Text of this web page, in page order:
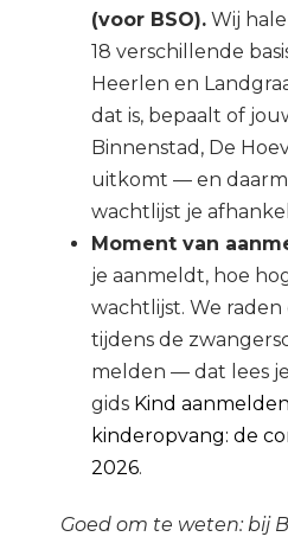
(voor BSO). Wij
18 verschillende
Heerlen en
dat is, bepaalt of
Binnenstad, De
uitkomt — en
wachtlijst je
Moment van
je aanmeldt, hoe
wachtlijst. We raden
tijdens de
melden — dat lees
gids Kind
kinderopvang: de
2026.
Goed om te weten: bij